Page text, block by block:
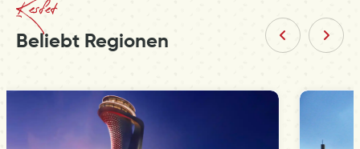
Kesfet
Beliebt Regionen